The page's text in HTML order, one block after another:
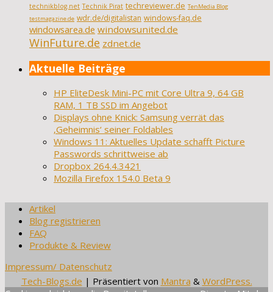
technikblog.net Technik Pirat techreviewer.de TenMedia Blog
testmagazine.de wdr.de/digitalistan windows-faq.de
windowsarea.de windowsunited.de
WinFuture.de zdnet.de
Aktuelle Beiträge
HP EliteDesk Mini-PC mit Core Ultra 9, 64 GB
RAM, 1 TB SSD im Angebot
Displays ohne Knick: Samsung verrät das
‚Geheimnis‘ seiner Foldables
Windows 11: Aktuelles Update schafft Pic­ture
Passwords schrittweise ab
Dropbox 264.4.3421
Mozilla Firefox 154.0 Beta 9
Artikel
Blog registrieren
FAQ
Produkte & Review
Impressum/ Datenschutz
Tech-Blogs.de | Präsentiert von Mantra & WordPress.